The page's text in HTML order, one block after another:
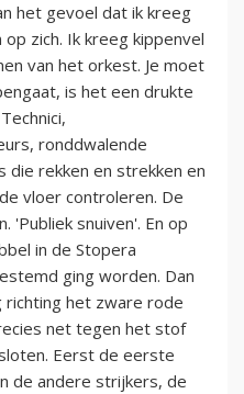
het gevoel dat ik kreeg
zich. Ik kreeg kippenvel
van het orkest. Je moet
is het een drukte
ronddwalende
die rekken en strekken en
vloer controleren. De
'Publiek snuiven'. En op
in de Stopera
ging worden. Dan
richting het zware rode
net tegen het stof
Eerst de eerste
de andere strijkers, de